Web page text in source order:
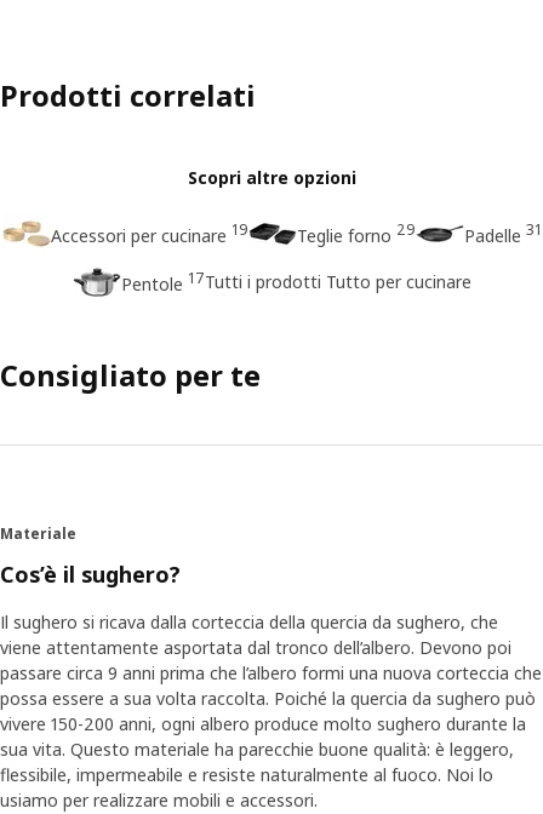
Prodotti correlati
Scopri altre opzioni
Accessori per cucinare 19 Teglie forno 29 Padelle 31
Pentole 17Tutti i prodotti Tutto per cucinare
Consigliato per te
Materiale
Cos’è il sughero?
Il sughero si ricava dalla corteccia della quercia da sughero, che
viene attentamente asportata dal tronco dell’albero. Devono poi
passare circa 9 anni prima che l’albero formi una nuova corteccia che
possa essere a sua volta raccolta. Poiché la quercia da sughero può
vivere 150-200 anni, ogni albero produce molto sughero durante la
sua vita. Questo materiale ha parecchie buone qualità: è leggero,
flessibile, impermeabile e resiste naturalmente al fuoco. Noi lo
usiamo per realizzare mobili e accessori.